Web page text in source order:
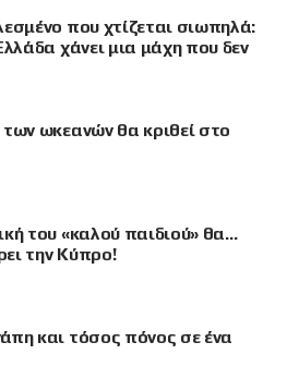
που χτίζεται σιωπηλά:
χάνει μια μάχη που δεν
ωκεανών θα κριθεί στο
του «καλού παιδιού» θα…
την Κύπρο!
και τόσος πόνος σε ένα